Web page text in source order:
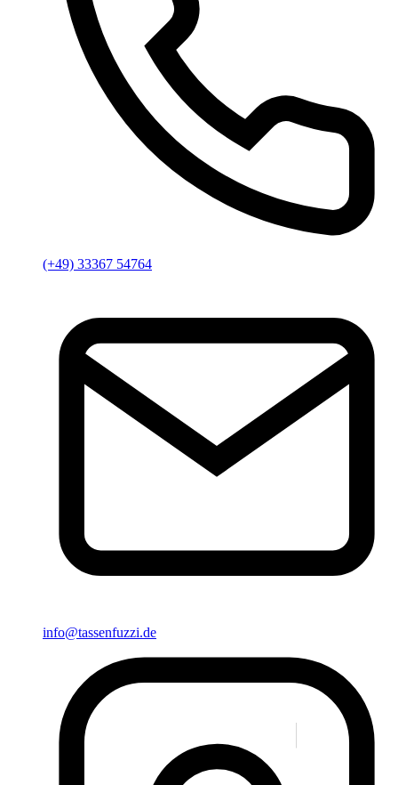
(+49) 33367 54764
info@tassenfuzzi.de